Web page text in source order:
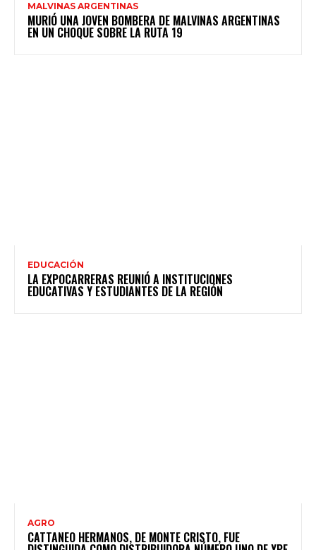
MALVINAS ARGENTINAS
MURIÓ UNA JOVEN BOMBERA DE MALVINAS ARGENTINAS
EN UN CHOQUE SOBRE LA RUTA 19
EDUCACIÓN
LA EXPOCARRERAS REUNIÓ A INSTITUCIONES
EDUCATIVAS Y ESTUDIANTES DE LA REGIÓN
AGRO
CATTANEO HERMANOS, DE MONTE CRISTO, FUE